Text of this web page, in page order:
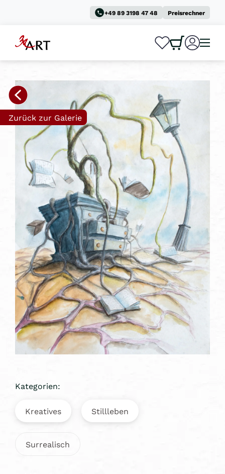
+49 89 3198 47 48 Preisrechner
0
Zurück zur Galerie
Kategorien:
Kreatives Stillleben
Surrealisch